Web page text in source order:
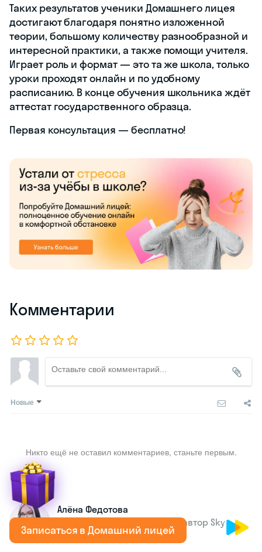
Записаться в Домашний лицей
Таких результатов ученики Домашнего лицея
достигают благодаря понятно изложенной
теории, большому количеству разнообразной и
интересной практики, а также помощи учителя.
Играет роль и формат — это та же школа, только
уроки проходят онлайн и по удобному
расписанию. В конце обучения школьника ждёт
аттестат государственного образца.
Первая консультация — бесплатно!
Комментарии
Новые
Никто ещё не оставил комментариев, станьте первым.
Алёна Федотова
Сценарист игр и комиксов, автор Skysmart
с 2021 года